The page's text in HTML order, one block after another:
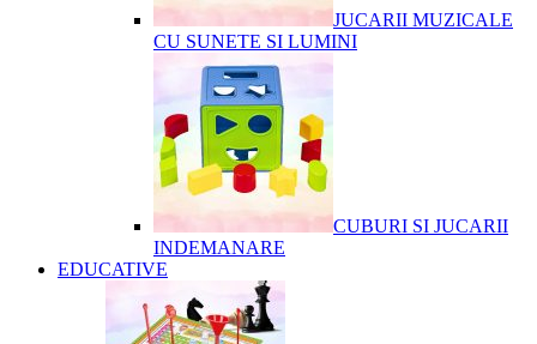
JUCARII MUZICALE
CU SUNETE SI LUMINI
CUBURI SI JUCARII
INDEMANARE
EDUCATIVE